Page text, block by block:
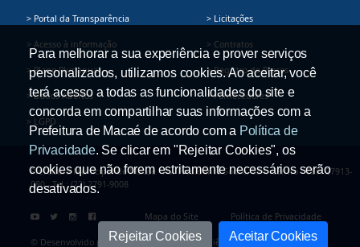
> Portal da Transparência
> Acesso à informação
> Plano Plurianual
> Dados Abertos
> LGPD
> Licitações
> Contratos
> Registro de Preços
> Fornecedores
Prefeitura Municipal de Macaé - Av. Presidente Sodré, 534, Centro - CEP: 27913-
080 - Tel.: (22) 2791-9008
Mapa do Site Política de Privacidade
© Desenvolvido pela Secretaria Adjunta de Ciência e Tecnologia
Para melhorar a sua experiência e prover serviços
personalizados, utilizamos cookies. Ao aceitar, você
terá acesso a todas as funcionalidades do site e
concorda em compartilhar suas informações com a
Prefeitura de Macaé de acordo com a Política de
Privacidade. Se clicar em "Rejeitar Cookies", os
cookies que não forem estritamente necessários serão
desativados.
Aceitar Cookies
Rejeitar Cookies